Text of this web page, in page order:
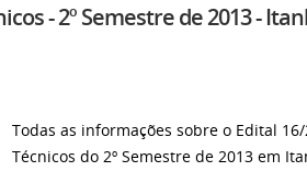
- 2º Semestre de 2013 -
Todas as informações sobre o Edital
Técnicos do 2º Semestre de 2013 em